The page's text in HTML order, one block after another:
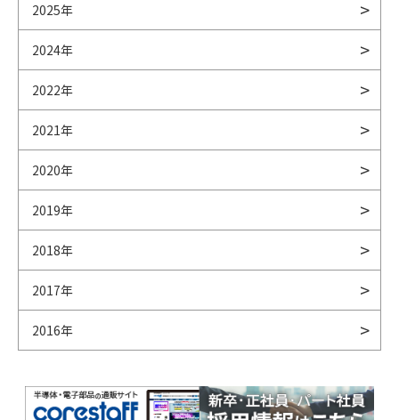
2025年
2024年
2022年
2021年
2020年
2019年
2018年
2017年
2016年